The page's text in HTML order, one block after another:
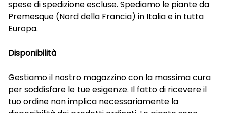
spese di spedizione escluse. Spediamo le piante da
Premesque (Nord della Francia) in Italia e in tutta
Europa.
Disponibilità
Gestiamo il nostro magazzino con la massima cura
per soddisfare le tue esigenze. Il fatto di ricevere il
tuo ordine non implica necessariamente la